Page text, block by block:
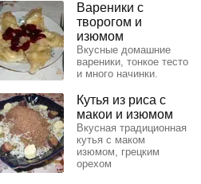
Вареники с
творогом и
изюмом
Вкусные домашние
вареники, тонкое тесто
и много начинки.
Кутья из риса с
макои и изюмом
Вкусная традиционная
кутья с маком
изюмом, грецким
орехом